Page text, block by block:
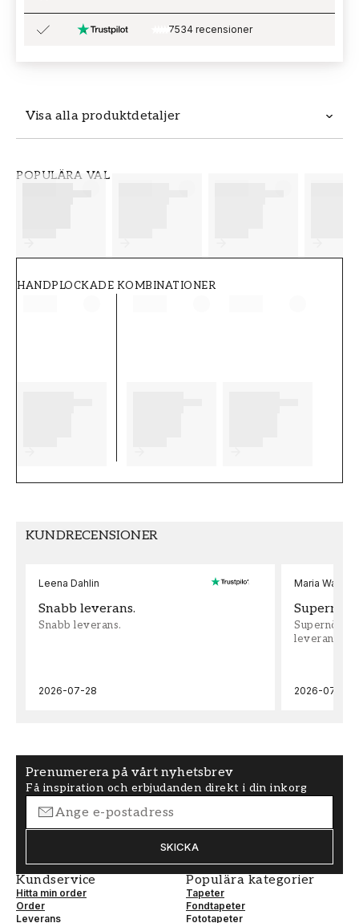
Visa alla produktdetaljer
POPULÄRA VAL
HANDPLOCKADE KOMBINATIONER
7534 recensioner
KUNDRECENSIONER
Leena Dahlin
Snabb leverans.
Snabb leverans.
2026-07-28
Maria
leveran,
2026-07-22
Prenumerera på vårt nyhetsbrev
Få inspiration och erbjudanden direkt i din inkorg
SKICKA
Kundservice
Hitta min order
Order
Leverans
Populära kategorier
Tapeter
Fondtapeter
Fototapeter